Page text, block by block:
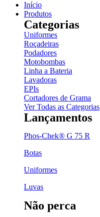
Início
Produtos
Categorias
Uniformes
Roçadeiras
Podadores
Motobombas
Linha a Bateria
Lavadoras
EPIs
Cortadores de Grama
Ver Todas as Categorias
Lançamentos
Phos-Chek® G 75 R
Botas
Uniformes
Luvas
Não perca